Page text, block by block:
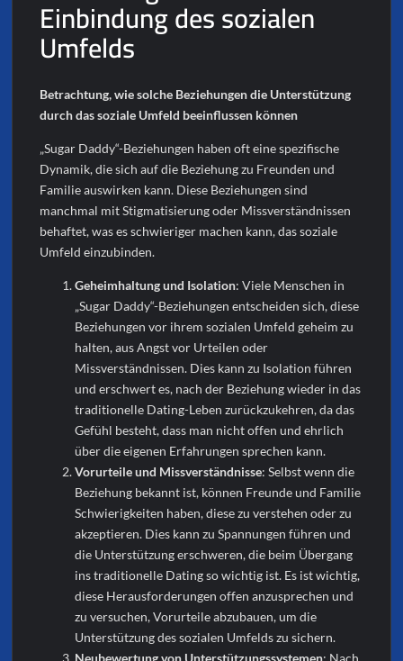
Einbindung des sozialen
Umfelds
Betrachtung, wie solche Beziehungen die Unterstützung
durch das soziale Umfeld beeinflussen können
„Sugar Daddy“-Beziehungen haben oft eine spezifische
Dynamik, die sich auf die Beziehung zu Freunden und
Familie auswirken kann. Diese Beziehungen sind
manchmal mit Stigmatisierung oder Missverständnissen
behaftet, was es schwieriger machen kann, das soziale
Umfeld einzubinden.
Geheimhaltung und Isolation: Viele Menschen in
„Sugar Daddy“-Beziehungen entscheiden sich, diese
Beziehungen vor ihrem sozialen Umfeld geheim zu
halten, aus Angst vor Urteilen oder
Missverständnissen. Dies kann zu Isolation führen
und erschwert es, nach der Beziehung wieder in das
traditionelle Dating-Leben zurückzukehren, da das
Gefühl besteht, dass man nicht offen und ehrlich
über die eigenen Erfahrungen sprechen kann.
Vorurteile und Missverständnisse: Selbst wenn die
Beziehung bekannt ist, können Freunde und Familie
Schwierigkeiten haben, diese zu verstehen oder zu
akzeptieren. Dies kann zu Spannungen führen und
die Unterstützung erschweren, die beim Übergang
ins traditionelle Dating so wichtig ist. Es ist wichtig,
diese Herausforderungen offen anzusprechen und
zu versuchen, Vorurteile abzubauen, um die
Unterstützung des sozialen Umfelds zu sichern.
Neubewertung von Unterstützungssystemen: Nach